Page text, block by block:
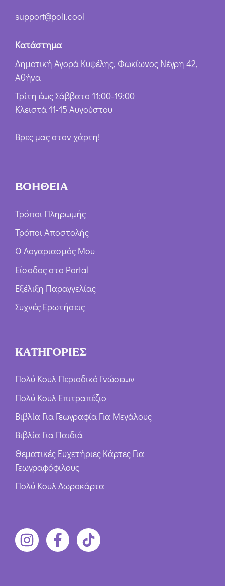
support@poli.cool
Κατάστημα
Δημοτική Αγορά Κυψέλης, Φωκίωνος Νέγρη 42,
Αθήνα
Τρίτη έως Σάββατο 11:00-19:00
Κλειστά 11-15 Αυγούστου
Βρες μας στον χάρτη!
ΒΟΗΘΕΙΑ
Τρόποι Πληρωμής
Τρόποι Αποστολής
Ο Λογαριασμός Μου
Είσοδος στο Portal
Εξέλιξη Παραγγελίας
Συχνές Ερωτήσεις
ΚΑΤΗΓΟΡΙΕΣ
Πολύ Κουλ Περιοδικό Γνώσεων
Πολύ Κουλ Επιτραπέζιο
Βιβλία Για Γεωγραφία Για Μεγάλους
Βιβλία Για Παιδιά
Θεματικές Ευχετήριες Κάρτες Για
Γεωγραφόφιλους
Πολύ Κουλ Δωροκάρτα